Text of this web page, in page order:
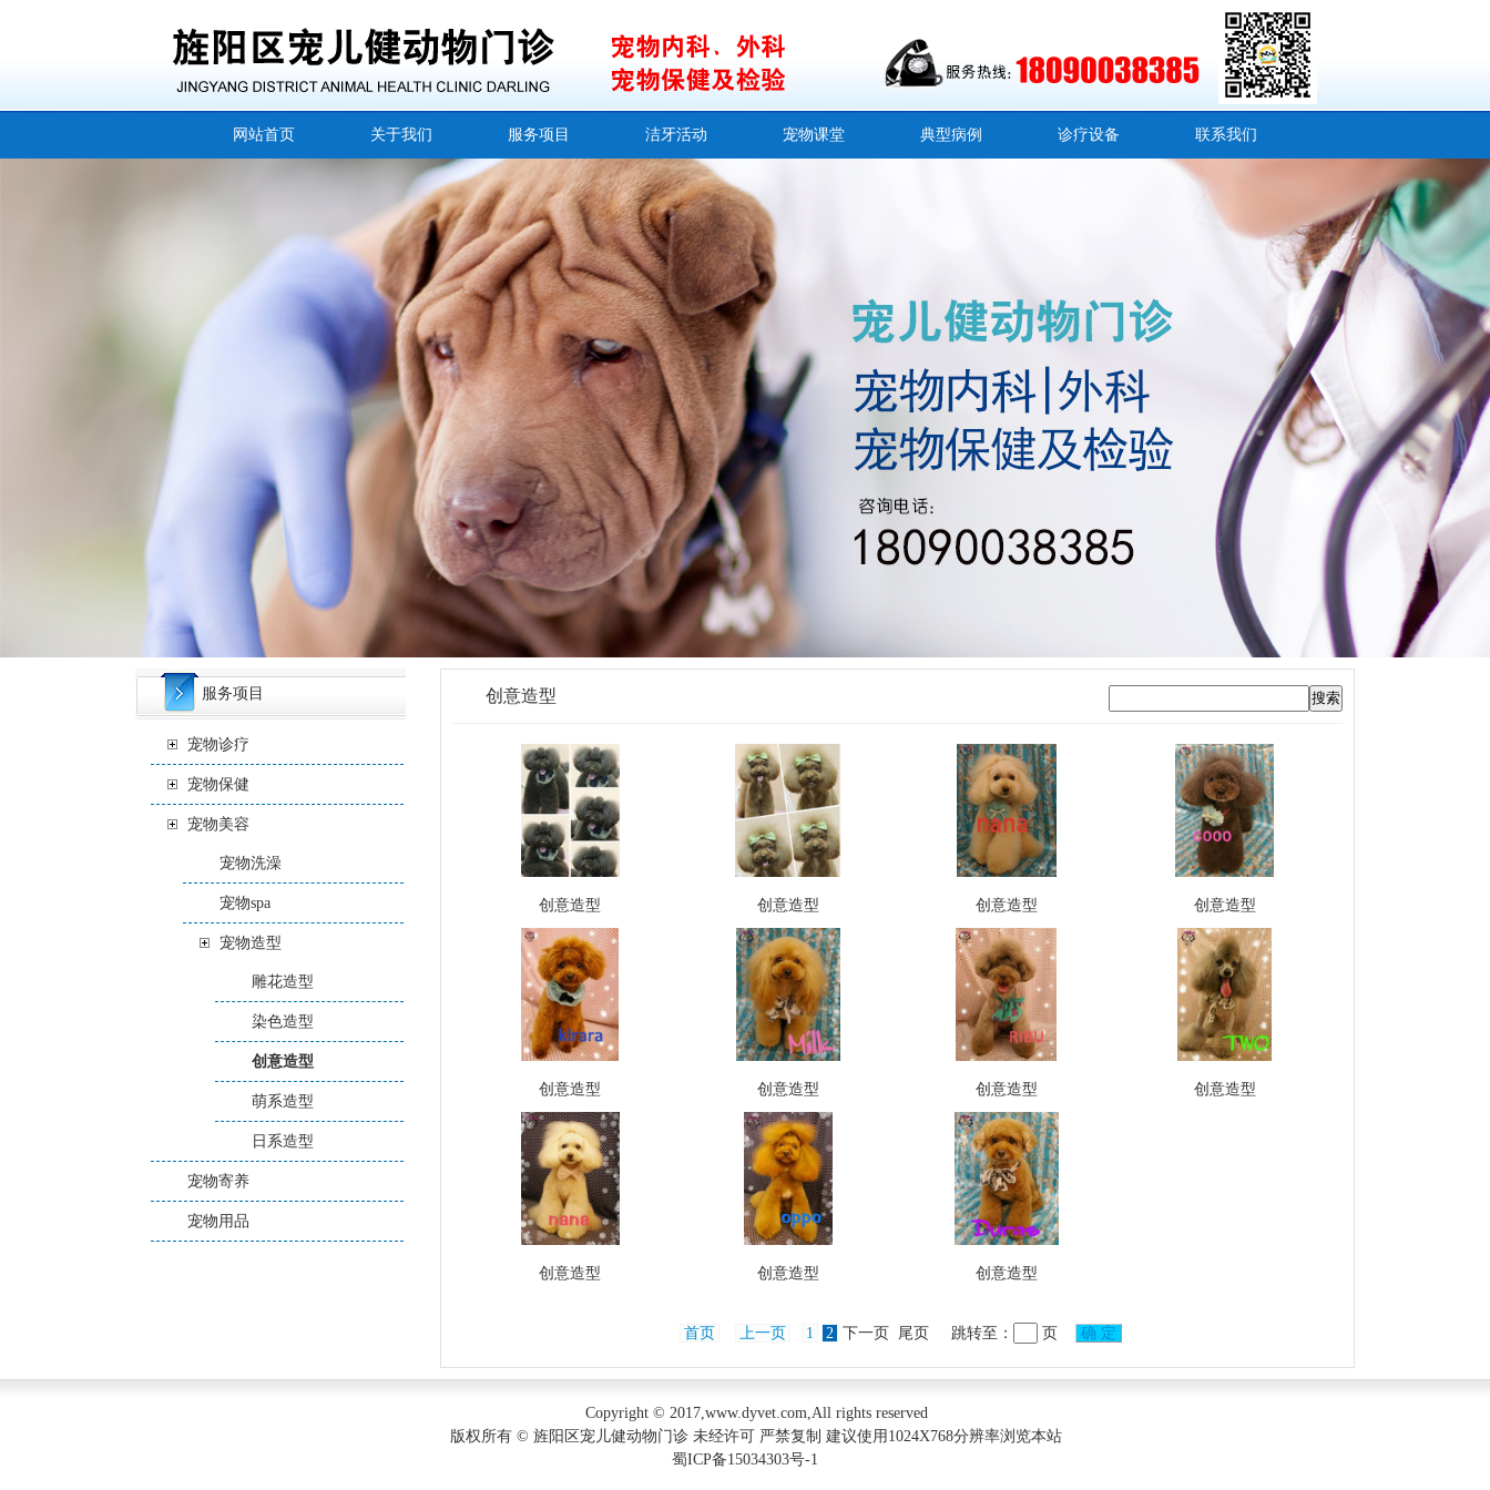
网站首页 关于我们 服务项目 洁牙活动 宠物课堂 典型病例 诊疗设备 联系我们
服务项目
宠物诊疗
宠物保健
宠物美容
宠物洗澡
宠物spa
宠物造型
雕花造型
染色造型
创意造型
萌系造型
日系造型
宠物寄养
宠物用品
创意造型
创意造型 创意造型 创意造型 创意造型
创意造型 创意造型 创意造型 创意造型
创意造型 创意造型 创意造型
首页 上一页 1 2 下一页 尾页 跳转至： 页 确 定
Copyright © 2017,www.dyvet.com,All rights reserved
版权所有 © 旌阳区宠儿健动物门诊 未经许可 严禁复制 建议使用1024X768分辨率浏览本站
蜀ICP备15034303号-1